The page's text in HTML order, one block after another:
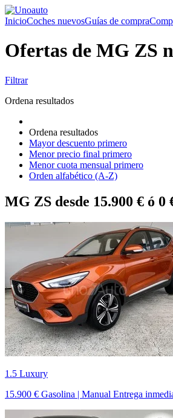
InicioCoches nuevosGuías de compra
Ofertas de MG ZS
Filtrar
Ordena resultados
Ordena resultados
Mayor descuento primero
Menor precio final primero
Menor cuota mensual primero
Orden alfabético (A-Z)
MG ZS desde 15.900 € ó 0
1.5 Luxury
15.900 € Gasolina | Manual Entrega